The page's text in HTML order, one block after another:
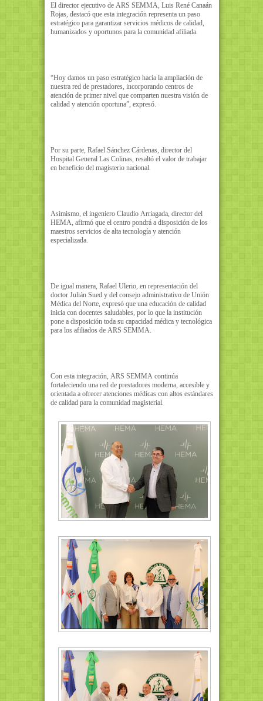
El director ejecutivo de ARS SEMMA, Luis René Canaán
Rojas, destacó que esta integración representa un paso
estratégico para garantizar servicios médicos de calidad,
humanizados y oportunos para la comunidad afiliada.
“Hoy damos un paso estratégico hacia la ampliación de
nuestra red de prestadores, incorporando centros de
atención de primer nivel que comparten nuestra visión de
calidad y atención oportuna”, expresó.
Por su parte, Rafael Sánchez Cárdenas, director del
Hospital General Las Colinas, resaltó el valor de trabajar
en beneficio del magisterio nacional.
Asimismo, el ingeniero Claudio Arriagada, director del
HEMA, afirmó que el centro pondrá a disposición de los
maestros servicios de alta tecnología y atención
especializada.
De igual manera, Rafael Ulerio, en representación del
doctor Julián Sued y del consejo administrativo de Unión
Médica del Norte, expresó que una educación de calidad
inicia con docentes saludables, por lo que la institución
pone a disposición toda su capacidad médica y tecnológica
para los afiliados de ARS SEMMA.
Con esta integración, ARS SEMMA continúa
fortaleciendo una red de prestadores moderna, accesible y
orientada a ofrecer atenciones médicas con altos estándares
de calidad para la comunidad magisterial.